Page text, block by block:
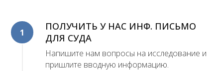
1
ПОЛУЧИТЬ У НАС ИНФ. ПИСЬМО
ДЛЯ СУДА
Напишите нам вопросы на исследование и
пришлите вводную информацию.